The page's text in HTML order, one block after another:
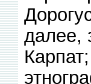
далее,